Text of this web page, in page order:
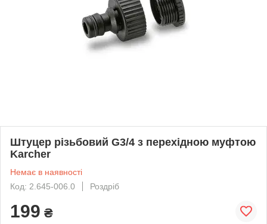
Штуцер різьбовий G3/4 з перехідною муфтою
Karcher
Немає в наявності
Код: 2.645-006.0
Роздріб
199 ₴